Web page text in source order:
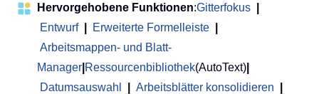
Hervorgehobene Funktionen:Gitterfokus
Entwurf
Erweiterte Formelleiste
Arbeitsmappen- und Blatt-
Manager Ressourcenbibliothek(AutoText)
Datumsauswahl
Arbeitsblätter konsolidieren